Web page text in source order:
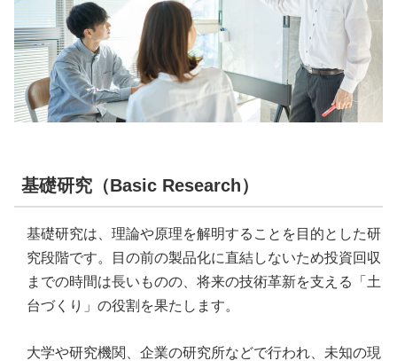
基礎研究（Basic Research）
基礎研究は、理論や原理を解明することを目的とした研
究段階です。目の前の製品化に直結しないため投資回収
までの時間は長いものの、将来の技術革新を支える「土
台づくり」の役割を果たします。
大学や研究機関、企業の研究所などで行われ、未知の現